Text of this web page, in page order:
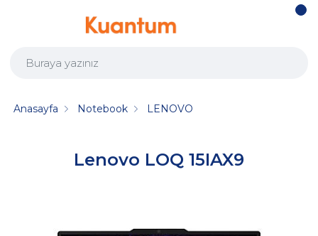
Lenovo LOQ 15IAX9
Anasayfa Notebook LENOVO